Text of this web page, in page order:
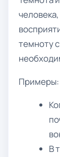
темноту
Примеры:
В